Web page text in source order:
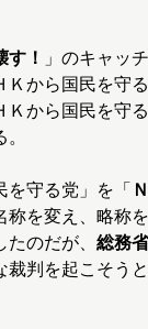
す！
」のキャッ
Ｋから国民を守
から国民を守る
守る党」を「
称を変え、略称を
のだが、 総務
裁判を起こそう